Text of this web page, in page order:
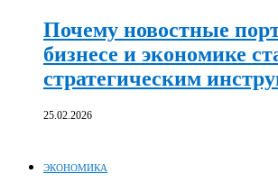
Почему новостные
бизнесе и экономике
стратегическим
25.02.2026
ЭКОНОМИКА